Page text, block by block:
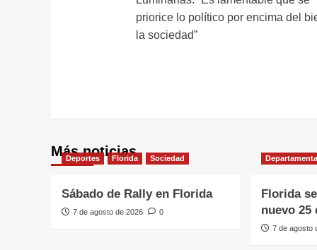
de
entradas
priorice lo político por encima del
la sociedad”
Más noticias
Deportes Florida Sociedad
Sábado de Rally en Florida
7 de agosto de 2026 0
Florida
nuevo 25
7 de agosto